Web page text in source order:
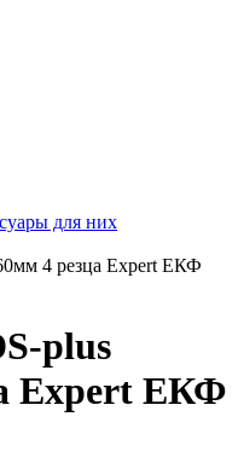
для них
4 резца Expert ЕКФ
plus
Expert ЕКФ